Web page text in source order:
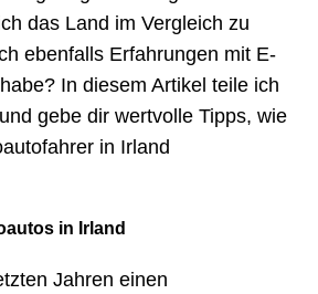
das Land im Vergleich zu
ebenfalls Erfahrungen mit E-
In diesem Artikel teile ich
gebe dir wertvolle Tipps, wie
in Irland
in Irland
Jahren einen